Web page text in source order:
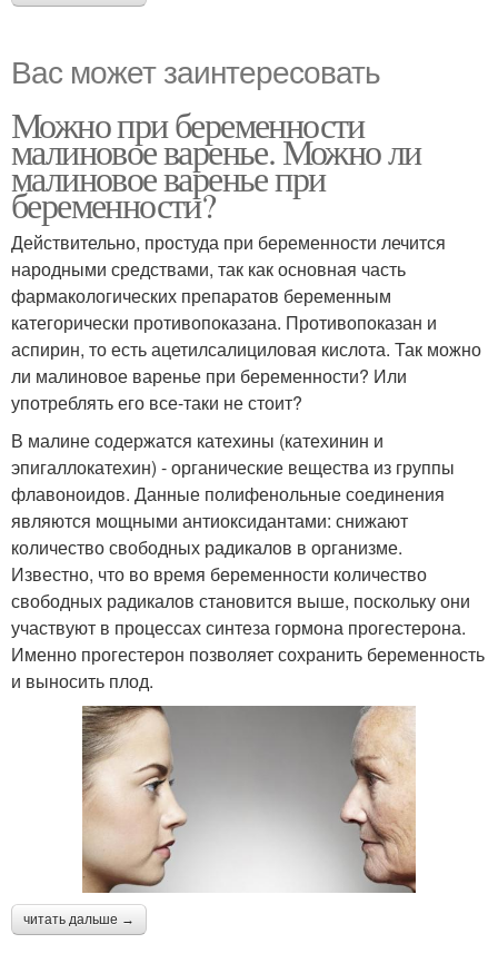
Вас может заинтересовать
Можно при беременности
малиновое варенье. Можно ли
малиновое варенье при
беременности?
Действительно, простуда при беременности лечится
народными средствами, так как основная часть
фармакологических препаратов беременным
категорически противопоказана. Противопоказан и
аспирин, то есть ацетилсалициловая кислота. Так можно
ли малиновое варенье при беременности? Или
употреблять его все-таки не стоит?
В малине содержатся катехины (катехинин и
эпигаллокатехин) - органические вещества из группы
флавоноидов. Данные полифенольные соединения
являются мощными антиоксидантами: снижают
количество свободных радикалов в организме.
Известно, что во время беременности количество
свободных радикалов становится выше, поскольку они
участвуют в процессах синтеза гормона прогестерона.
Именно прогестерон позволяет сохранить беременность
и выносить плод.
читать дальше →